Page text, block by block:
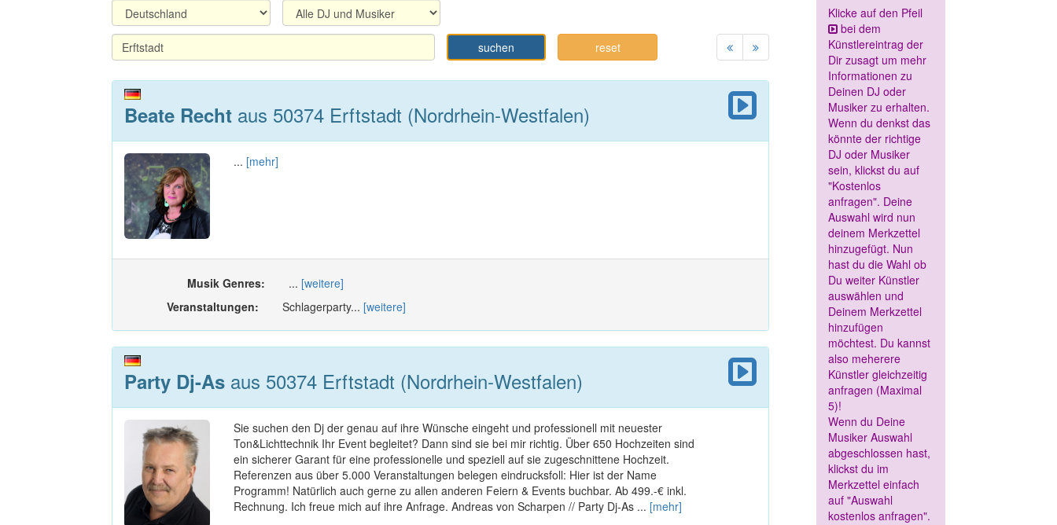
suchen reset
Beate Recht aus 50374 Erftstadt (Nordrhein-Westfalen)
... [mehr]
Musik Genres: ... [weitere]
Veranstaltungen:
Schlagerparty... [weitere]
Party Dj-As aus 50374 Erftstadt (Nordrhein-Westfalen)
Sie suchen den Dj der genau auf ihre Wünsche eingeht und professionell mit neuester
Ton&Lichttechnik Ihr Event begleitet? Dann sind sie bei mir richtig. Über 650 Hochzeiten sind
ein sicherer Garant für eine professionelle und speziell auf sie zugeschnittene Hochzeit.
Referenzen aus über 5.000 Veranstaltungen belegen eindrucksfoll: Hier ist der Name
Programm! Natürlich auch gerne zu allen anderen Feiern & Events buchbar. Ab 499.-€ inkl.
Rechnung. Ich freue mich auf ihre Anfrage. Andreas von Scharpen // Party Dj-As ... [mehr]
Klicke auf den Pfeil
bei dem
Künstlereintrag der
Dir zusagt um mehr
Informationen zu
Deinen DJ oder
Musiker zu erhalten.
Wenn du denkst das
könnte der richtige
DJ oder Musiker
sein, klickst du auf
"Kostenlos
anfragen". Deine
Auswahl wird nun
deinem Merkzettel
hinzugefügt. Nun
hast du die Wahl ob
Du weiter Künstler
auswählen und
Deinem Merkzettel
hinzufügen
möchtest. Du kannst
also meherere
Künstler gleichzeitig
anfragen (Maximal
5)!
Wenn du Deine
Musiker Auswahl
abgeschlossen hast,
klickst du im
Merkzettel einfach
auf "Auswahl
kostenlos anfragen".